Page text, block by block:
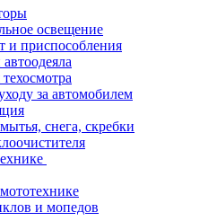
освещение
и приспособления
за автомобилем
снега, скребки
и мопедов